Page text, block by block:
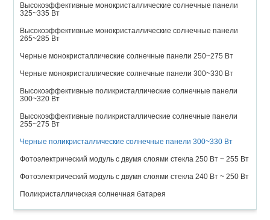
Высокоэффективные монокристаллические солнечные панели
325~335 Вт
Высокоэффективные монокристаллические солнечные панели
265~285 Вт
Черные монокристаллические солнечные панели 250~275 Вт
Черные монокристаллические солнечные панели 300~330 Вт
Высокоэффективные поликристаллические солнечные панели
300~320 Вт
Высокоэффективные поликристаллические солнечные панели
255~275 Вт
Черные поликристаллические солнечные панели 300~330 Вт
Фотоэлектрический модуль с двумя слоями стекла 250 Вт ~ 255 Вт
Фотоэлектрический модуль с двумя слоями стекла 240 Вт ~ 250 Вт
Поликристаллическая солнечная батарея